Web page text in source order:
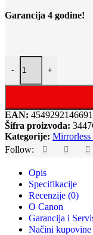
Garancija 4 godine!
-
Canon RF 85mm 1.2
+
EAN: 4549292146691
Šifra proizvoda:
Kategorije:
Follow:
Opis
Specifikacije
Recenzije (0)
O Canon
Garancija i
Načini kupovine